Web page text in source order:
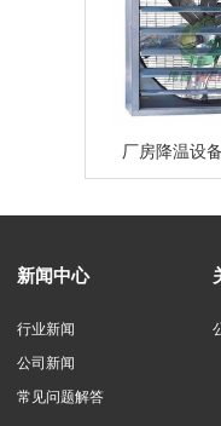
厂房降温设
新闻中心
行业新闻
公司新闻
常见问题解答